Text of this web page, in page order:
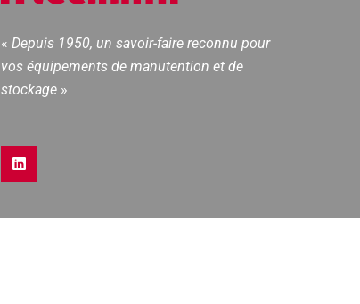
« Depuis 1950, un savoir-faire reconnu pour
vos équipements de manutention et de
stockage »